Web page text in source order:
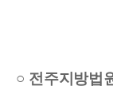
○ 전주지방법